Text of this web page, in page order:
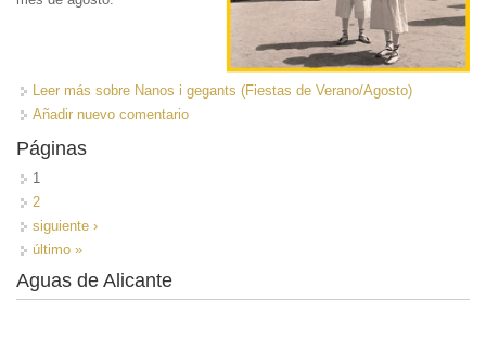
Leer más sobre Nanos i gegants (Fiestas de Verano/Agosto)
Añadir nuevo comentario
Páginas
1
2
siguiente ›
último »
Aguas de Alicante